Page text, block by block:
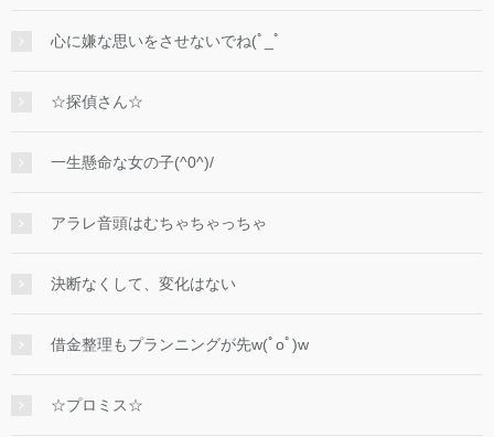
心に嫌な思いをさせないでね(ﾟ_ﾟ
☆探偵さん☆
一生懸命な女の子(^0^)/
アラレ音頭はむちゃちゃっちゃ
決断なくして、変化はない
借金整理もプランニングが先w(ﾟoﾟ)w
☆プロミス☆